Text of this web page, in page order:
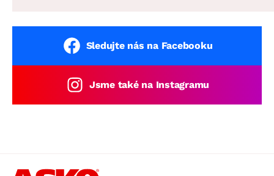
sedacích
souprav
domova
Sledujte nás na Facebooku
Jsme také na Instagramu